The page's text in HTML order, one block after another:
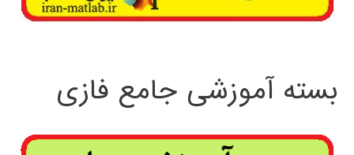
بسته آموزشی جامع فازی